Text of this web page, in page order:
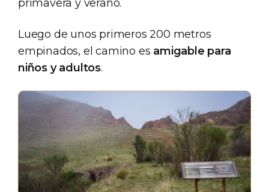
primavera y verano.
Luego de unos primeros 200 metros
empinados, el camino es amigable para
niños y adultos.